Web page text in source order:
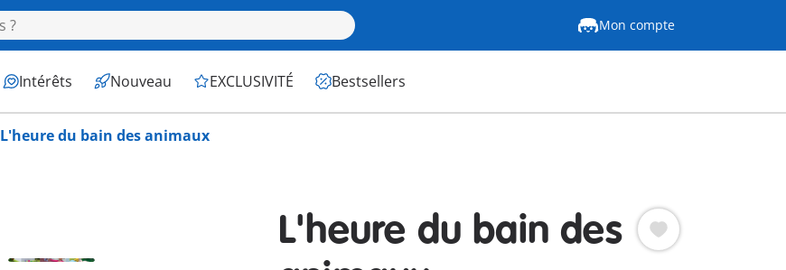
Mon compte
Intérêts Nouveau EXCLUSIVITÉ Bestsellers
L'heure du bain des animaux
L'heure du bain des